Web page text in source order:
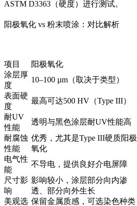
ASTM D3363（硬度）进行测试。
阳极氧化 vs 粉末喷涂：对比解析
项目 阳极氧化
涂层厚
度
10–100 µm（取决于类型）
表面硬
度
最高可达500 HV（Type III）
耐UV
性能
透明与黑色涂层耐UV性能高
耐腐蚀
性能
优秀，尤其是Type III硬质阳极
氧化
电气性
能
不导电，提供良好介电屏障
尺寸影
响
影响较小，涂层部分向内渗
透、部分向外生长
美观选 保留金属质感，可选染色种类